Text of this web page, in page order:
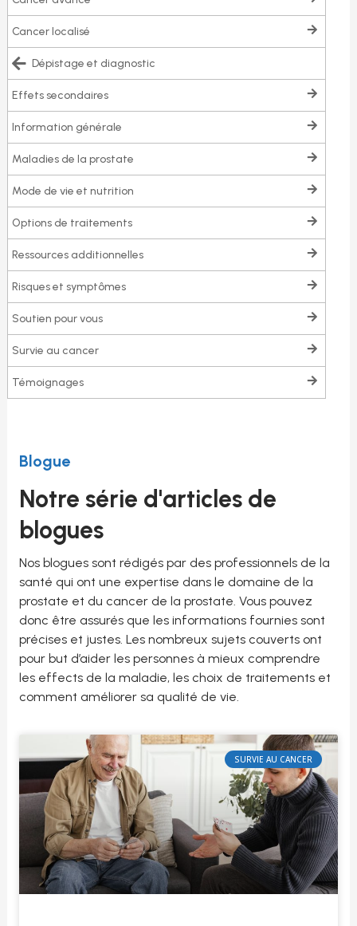
cancer localisé
dépistage et diagnostic
effets secondaires
information générale
maladies de la prostate
mode de vie et nutrition
options de traitements
ressources additionnelles
risques et symptômes
soutien pour vous
survie au cancer
témoignages
Blogue
Notre série d'articles de
blogues
Nos blogues sont rédigés par des professionnels de la
santé qui ont une expertise dans le domaine de la
prostate et du cancer de la prostate. Vous pouvez
donc être assurés que les informations fournies sont
précises et justes. Les nombreux sujets couverts ont
pour but d’aider les personnes à mieux comprendre
les effects de la maladie, les choix de traitements et
comment améliorer sa qualité de vie.
SURVIE AU CANCER